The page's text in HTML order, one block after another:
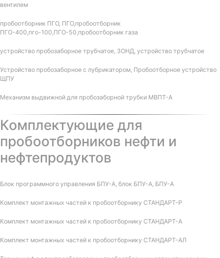
вентилем
пробоотборник ПГО, ПГО,пробоотборник
ПГО-400,пго-100,ПГО-50,пробоотборник газа
устройство пробозаборное трубчатое, ЗОНД, устройство трубчатое
Устройство пробозаборное с лубрикатором, Пробоотборное устройство
ЩПУ
Механизм выдвижной для пробозаборной трубки МВПТ-А
Комплектующие для
пробоотборников нефти и
нефтепродуктов
Блок программного управления БПУ-А, блок БПУ-А, БПУ-А
Комплект монтажных частей к пробоотборнику СТАНДАРТ-Р
Комплект монтажных частей к пробоотборнику СТАНДАРТ-А
Комплект монтажных частей к пробоотборнику СТАНДАРТ-АЛ